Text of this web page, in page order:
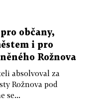
občany,
i pro
Rožnova
absolvoval za
Rožnova pod
se...